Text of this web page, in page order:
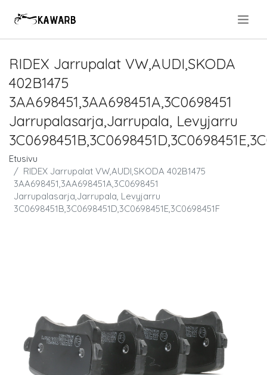
RIDEX Jarrupalat VW,AUDI,SKODA
402B1475
3AA698451,3AA698451A,3C0698451
Jarrupalasarja,Jarrupala, Levyjarru
Etusivu
RIDEX Jarrupalat VW,AUDI,SKODA 402B1475
3AA698451,3AA698451A,3C0698451
Jarrupalasarja,Jarrupala, Levyjarru
3C0698451B,3C0698451D,3C0698451E,3C0698451F